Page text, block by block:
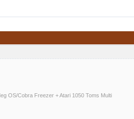
OS/Cobra Freezer + Atari 1050 Toms Multi